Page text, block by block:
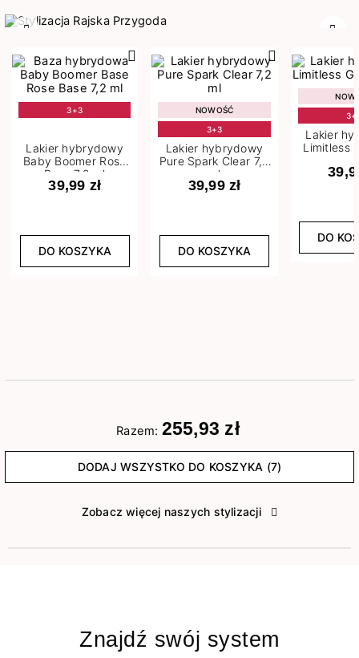
3+3
Lakier hybrydowy
Baby Boomer Rose
Base 7,2 ml
39,99 zł
DO KOSZYKA
NOWOŚĆ
3+3
Lakier hybrydowy
Pure Spark Clear 7,2
ml
39,99 zł
DO KOSZYKA
Lakier
Limitless
DO
Razem: 255,93 zł
DODAJ WSZYSTKO DO KOSZYKA (7)
Zobacz więcej naszych stylizacji
Znajdź swój system